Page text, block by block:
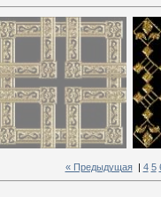
« Предыдущая| 4 5